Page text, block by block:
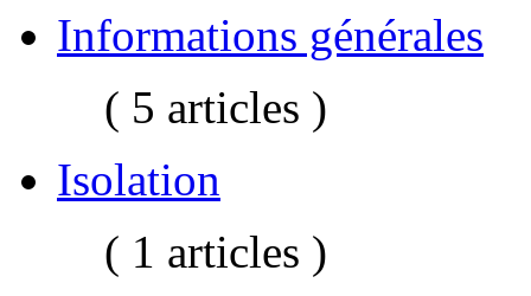
Informations générales
( 5 articles )
Isolation
( 1 articles )